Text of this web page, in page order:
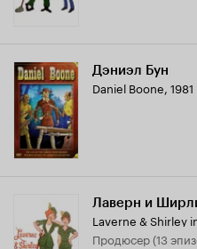
Дэниэл Бун
Daniel Boone, 1981
Лаверн и
продюсер (13